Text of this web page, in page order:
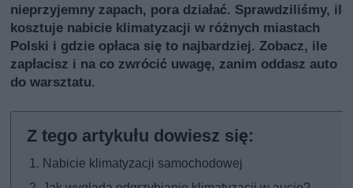
nieprzyjemny zapach, pora działać. Sprawdziliśmy, ile
kosztuje nabicie klimatyzacji w różnych miastach
Polski i gdzie opłaca się to najbardziej. Zobacz, ile
zapłacisz i na co zwrócić uwagę, zanim oddasz auto
do warsztatu.
Nabicie klimatyzacji samochodowej